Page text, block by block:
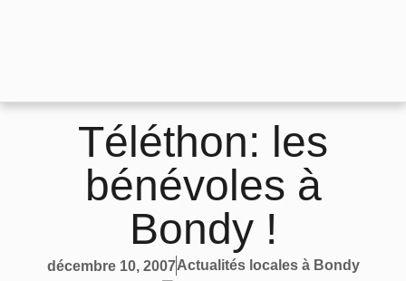
Téléthon: les
bénévoles à
Bondy !
décembre 10, 2007Actualités locales à Bondy